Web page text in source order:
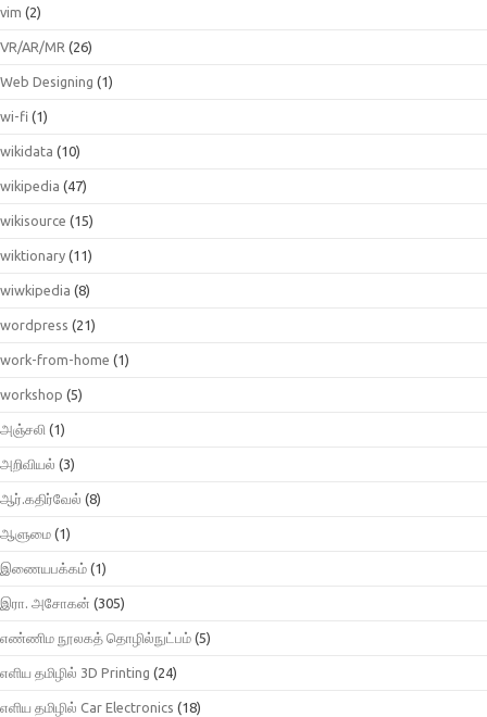
vim (2)
VR/AR/MR (26)
Web Designing (1)
wi-fi (1)
wikidata (10)
wikipedia (47)
wikisource (15)
wiktionary (11)
wiwkipedia (8)
wordpress (21)
work-from-home (1)
workshop (5)
அஞ்சலி (1)
அறிவியல் (3)
ஆர்.கதிர்வேல் (8)
ஆளுமை (1)
இணையபக்கம் (1)
இரா. அசோகன் (305)
எண்ணிம நூலகத் தொழில்நுட்பம் (5)
எளிய தமிழில் 3D Printing (24)
எளிய தமிழில் Car Electronics (18)